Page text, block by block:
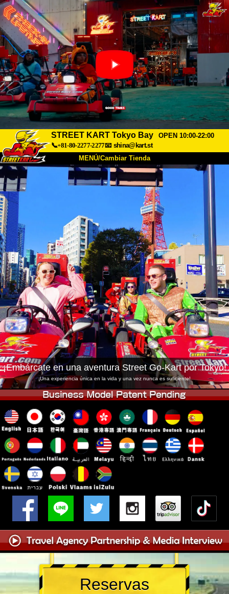
STREET KART Tokyo Bay
OPEN 10:00-22:00
📞+81-80-2277-2277📧 shina@kart.st
MENÚ/Cambiar Tienda
INICIO
Preguntas Frecuentes
Empresa Reservas
Cambiar Tienda
Tokyo Shinagawa Tokyo Akihabara#1
Tokyo Akihabara#2 Tokyo Shibuya
Tokyo Shibuya Annex Tokyo Bay
Tokyo Asakusa Osaka
Okinawa
¡Embárcate en una aventura Street Go-Kart por Tokyo!
¡Una experiencia única en la vida y una vez nunca es suficiente!
Reservas